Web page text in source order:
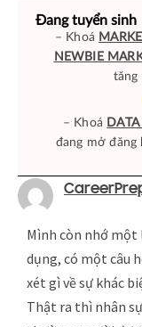
Đang tuyển sinh
– Khoá
NEWBIE
tăng
– Khoá
đang mở đăng
Mình còn nhớ một
dụng, có một câu
xét gì về sự khác
Thật ra thì nhân